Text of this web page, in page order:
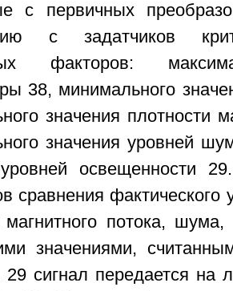
с первичных
с задатчиков
факторов:
38, минимального
значения плотности
значения уровней
освещенности
сравнения
магнитного потока,
значениями,
сигнал передается на